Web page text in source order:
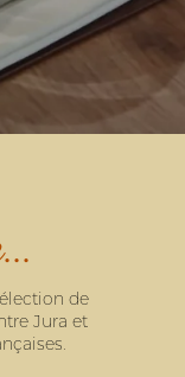
de
Jura et